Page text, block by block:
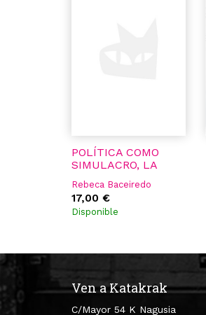
POLÍTICA COMO
SIMULACRO, LA
Rebeca Baceiredo
17,00 €
Disponible
Ven a Katakrak
C/Mayor 54 K Nagusia